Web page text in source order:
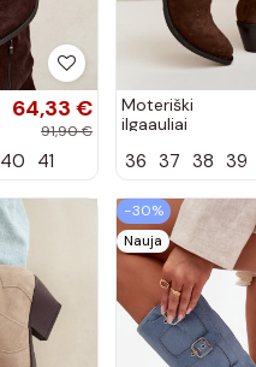
64,33 €
91,90 €
40 41
Moteriški
ilgaauliai
kulniukais
Betina
36 37 38 39
−30%
Nauja